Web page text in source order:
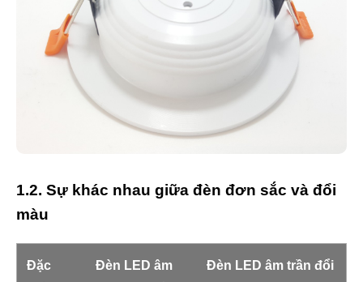
1.2. Sự khác nhau giữa đèn đơn sắc và đổi
màu
Đặc
Đèn LED âm
Đèn LED âm trần đổi